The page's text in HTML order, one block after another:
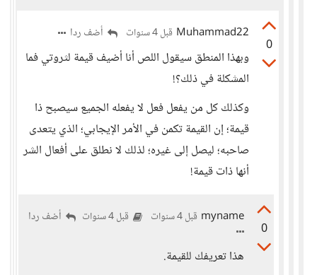
0
Muhammad22 قبل 4 سنوات أضف ردا
وبهذا المنطق سيقول اللص أنا أضيف قيمة لثروتي فما
المشكلة في ذلك؟!
وكذلك كل من يفعل فعل لا يفعله الجميع سيصبح ذا
قيمة؛ إن القيمة تكمن في الأمر الإيجابي؛ الذي يتعدى
صاحبه؛ ليصل إلى غيره؛ لذلك لا نطلق على أفعال الشر
أنها ذات قيمة!
0
myname قبل 4 سنوات قبل 4 سنوات أضف ردا
هذا تعريفك للقيمة.